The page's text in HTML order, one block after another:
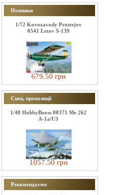
Новинки
1/72 Kovozavody Prostejov
0541 Letov S-139
679.50 грн
Спец. пропозиції
1/48 HobbyBooss 80371 Me 262
A-1a/U3
1057.50 грн
Рекомендуємо